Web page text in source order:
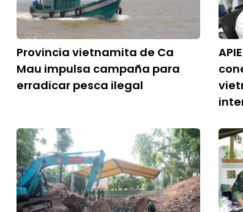
Provincia vietnamita de Ca
Mau impulsa campaña para
erradicar pesca ilegal